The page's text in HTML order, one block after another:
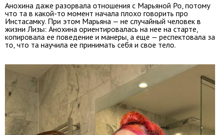
Анохина даже разорвала отношения с Марьяной Ро, потому
что та в какой-то момент начала плохо говорить про
Инстасамку. При этом Марьяна — не случайный человек в
жизни Лизы: Анохина ориентировалась на нее на старте,
копировала ее поведение и манеры, а еще — респектовала за
то, что та научила ее принимать себя и свое тело.